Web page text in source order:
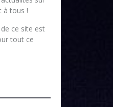
à tous !
ce site est
tout ce